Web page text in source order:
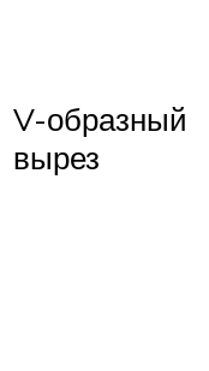
V-образный
вырез